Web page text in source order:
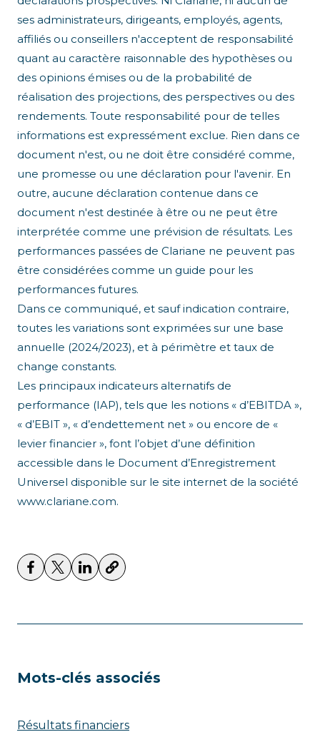
ses administrateurs, dirigeants, employés, agents,
affiliés ou conseillers n'acceptent de responsabilité
quant au caractère raisonnable des hypothèses ou
des opinions émises ou de la probabilité de
réalisation des projections, des perspectives ou des
rendements. Toute responsabilité pour de telles
informations est expressément exclue. Rien dans ce
document n'est, ou ne doit être considéré comme,
une promesse ou une déclaration pour l'avenir. En
outre, aucune déclaration contenue dans ce
document n'est destinée à être ou ne peut être
interprétée comme une prévision de résultats. Les
performances passées de Clariane ne peuvent pas
être considérées comme un guide pour les
performances futures.
Dans ce communiqué, et sauf indication contraire,
toutes les variations sont exprimées sur une base
annuelle (2024/2023), et à périmètre et taux de
change constants.
Les principaux indicateurs alternatifs de
performance (IAP), tels que les notions « d’EBITDA »,
« d’EBIT », « d’endettement net » ou encore de «
levier financier », font l’objet d’une définition
accessible dans le Document d’Enregistrement
Universel disponible sur le site internet de la société
www.clariane.com.
Mots-clés associés
Résultats financiers